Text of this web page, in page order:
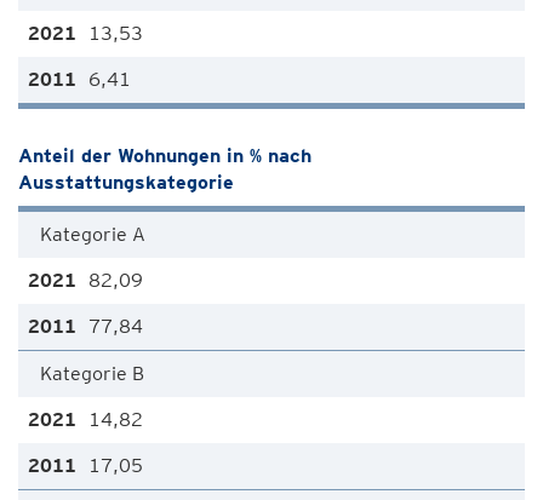
13,53
6,41
Anteil der Wohnungen in % nach
Ausstattungskategorie
Kategorie A
82,09
77,84
Kategorie B
14,82
17,05